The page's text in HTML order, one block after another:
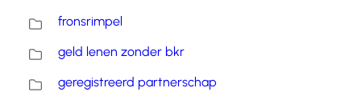
fronsrimpel
geld lenen zonder bkr
geregistreerd partnerschap